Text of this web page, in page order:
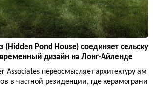
(Hidden Pond House) соединяет сельску
дизайн на Лонг-Айленде
Associates переосмысляет архитектуру ам
в частной резиденции, где керамограни